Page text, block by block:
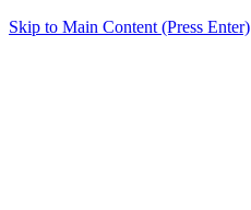
Skip to Main Content (Press Enter)